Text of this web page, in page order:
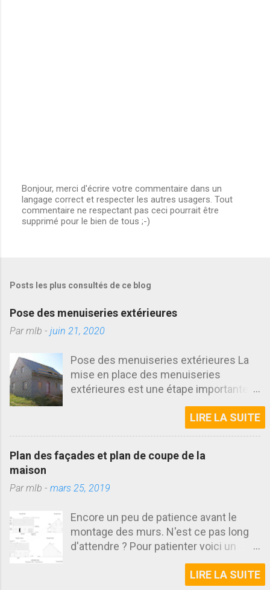
E
n
r
r
r
u
n
m
m
e
n
t
r
e
Bonjour, merci d'écrire votre commentaire dans un
langage correct et respecter les autres usagers. Tout
commentaire ne respectant pas ceci pourrait être
supprimé pour le bien de tous ;-)
Posts les plus consultés de ce blog
Pose des menuiseries extérieures
Parmlb - juin 21, 2020
Pose des menuiseries extérieures La
mise en place des menuiseries
extérieures est une étape importante
dans la construction d'une maison. En
effet c'est l'un des premiers éléments
qui permet de voir l'aspect final des
l'installation des menuiseries réalisée
vous était pris avec un collègue de
extérieures. Ancien poseur il connaît
parfaitement son métier. La journée a
commencée tôt il fallait récupérer le
camion dans lequel étaient chargées
les menuiseries. Petite vérification du
LIRE LA SUITE
Plan des façades et plan de coupe de la
maison
Parmlb - mars 25, 2019
Encore un peu de patience avant le
montage des murs. N'est ce pas long
d'attendre ? Pour patienter voici un
article sur deux autres plans que j'ai
dessiné pour le dépôt de permis de
LIRE LA SUITE